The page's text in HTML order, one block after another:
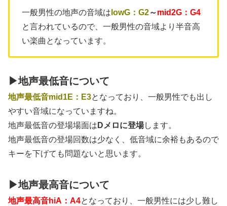
一般男性の地声の音域は lowG：G2～mid2G：G4
と言われているので、一般男性の音域より半音高
い楽曲となっています。
▶地声最低音について
地声最低音mid1E：E3となっており、一般男性でも出し
やすい音域になっていますね。
地声最低音の登場場面は Dメロに登場します。
地声最低音の登場回数は少なく、低音域に余裕もあるので
キーを下げても問題ないと思います。
▶地声最高音について
地声最高音hiA：A4となっており、一般男性には少し難し